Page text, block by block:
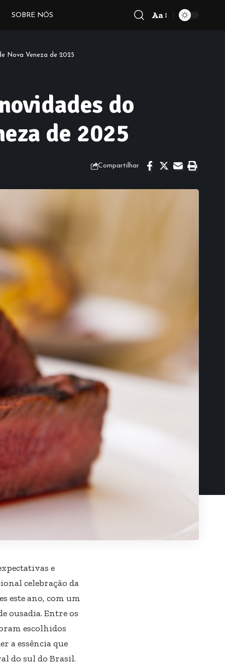
SOBRE NÓS
Font
Aa
Nova Veneza de 2025
do
de 2025
Compartilhar
e
celebração da
este ano, com um
ousadia. Entre os
escolhidos
a essência que
do sul do Brasil.